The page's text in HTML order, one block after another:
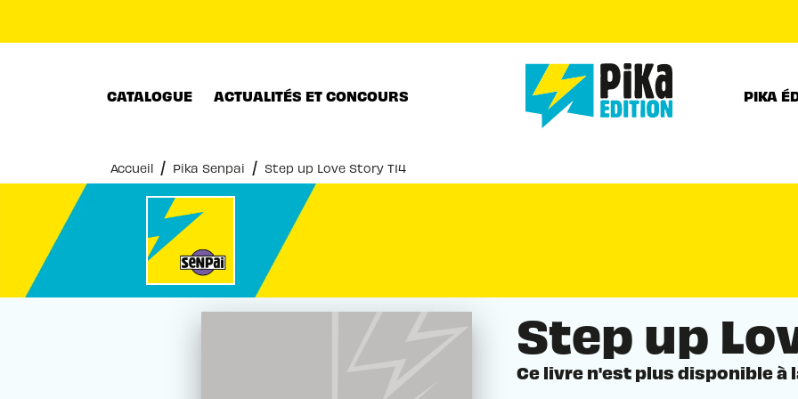
CATALOGUE ACTUALITÉS ET CONCOURS PIKA
Accueil / Pika Senpai / Step up Love Story T14
Step up
Ce livre n'est plus disponible à